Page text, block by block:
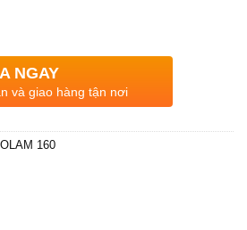
NGAY
và giao hàng tận nơi
160